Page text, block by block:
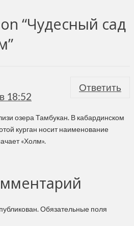
“Чудесный сад
18:52
озера Тамбукан. В кабардинском
курган носит наименование
«Холм».
Ответить
Обязательные поля